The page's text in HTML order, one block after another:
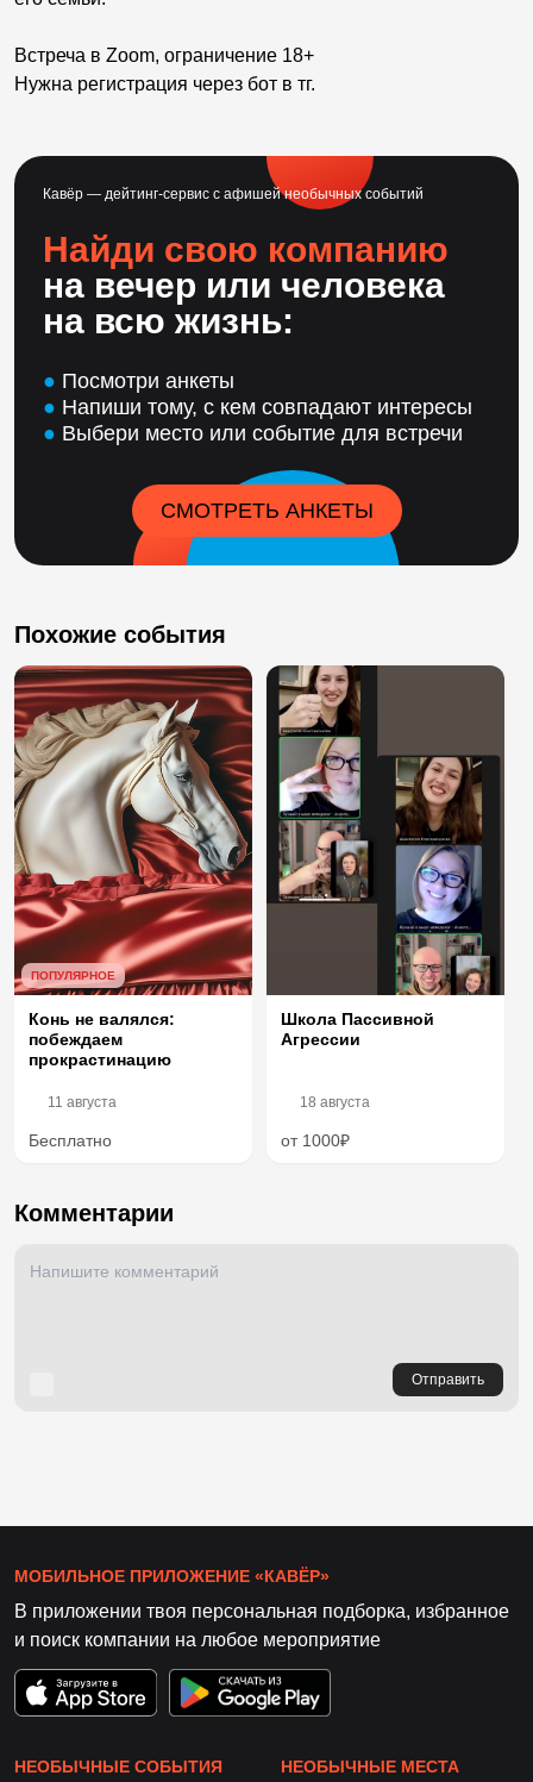
Встреча в Zoom, ограничение 18+
Нужна регистрация через бот в тг.
Кавёр — дейтинг-сервис с афишей необычных событий
Найди свою компанию
на вечер или человека
на всю жизнь:
● Посмотри анкеты
● Напиши тому, с кем совпадают интересы
● Выбери место или событие для встречи
СМОТРЕТЬ АНКЕТЫ
Похожие события
ПОПУЛЯРНОЕ
Конь не валялся:
побеждаем
прокрастинацию
11 августа
Бесплатно
Школа Пассивной
Агрессии
18 августа
от 1000₽
Комментарии
Отправить
МОБИЛЬНОЕ ПРИЛОЖЕНИЕ «КАВЁР»
В приложении твоя персональная подборка, избранное
и поиск компании на любое мероприятие
НЕОБЫЧНЫЕ СОБЫТИЯ НЕОБЫЧНЫЕ МЕСТА